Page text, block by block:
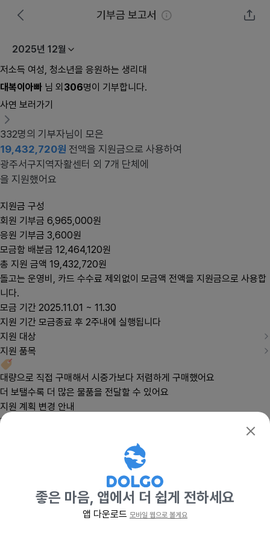
기부금 보고서
2025년 12월
저소득 여성, 청소년을 응원하는 생리대
대복이아빠 님 외 306명이 기부합니다.
사연 보러가기
332명의 기부자님이 모은
19,432,720원 전액을 지원금으로 사용하여
광주서구지역자활센터 외 7개 단체에
을 지원했어요
지원금 구성
회원 기부금 6,965,000원
응원 기부금 3,600원
모금함 배분금 12,464,120원
총 지원 금액 19,432,720원
돌고는 운영비, 카드 수수료 제외없이 모금액 전액을 지원금으로 사용합
니다.
모금 기간 2025.11.01 ~ 11.30
지원 기간 모금종료 후 2주내에 실행됩니다
지원 대상
지원 품목
대량으로 직접 구매해서 시중가보다 저렴하게 구매했어요
더 보탤수록 더 많은 물품을 전달할 수 있어요
지원 계획 변경 안내
11월 기부자님들의 도움으로 모인 기부금 6,968,600원에 여성 모금함
배분금 12,464,120원을 더해 총 19,432,720원어치의 '유한킴벌리' 좋
은느낌 유기농100%순면 생리대(2,572팩)를 비영리 법인·단체 및 복지
시설 8곳을 통해 저소득 한 부모 가정의 여성, 청소년에게 전달했습니다.
좋은 마음, 앱에서 더 쉽게 전하세요
앱 다운로드 모바일 웹으로 볼게요